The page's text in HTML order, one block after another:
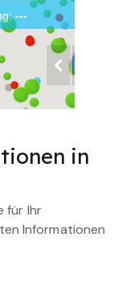
in
für Ihr
Informationen